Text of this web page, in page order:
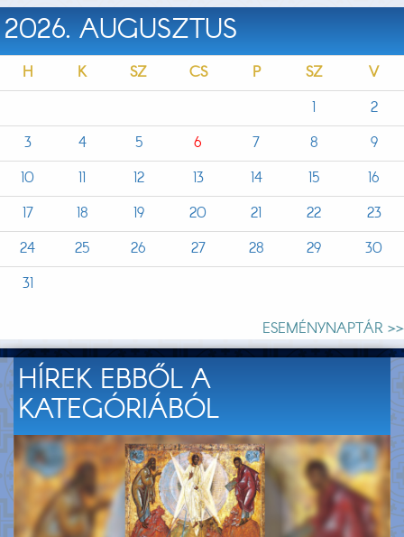
2026. AUGUSZTUS
H K SZ CS P SZ
V
1
2
3
4 5 6 7 8
9
10
11 12 13 14 15
16
17
18 19 20 21 22
23
24
25 26 27 28 29
30
31
ESEMÉNYNAPTÁR >>
HÍREK EBBŐL A
KATEGÓRIÁBÓL